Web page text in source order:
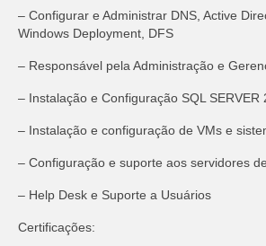
– Configurar e Administrar DNS, Active
Windows Deployment, DFS
– Responsável pela Administração e
– Instalação e Configuração SQL
– Instalação e configuração de VMs e
– Configuração e suporte aos servidores
– Help Desk e Suporte a Usuários
Certificações: